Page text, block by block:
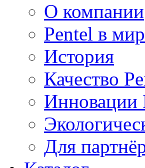
О компании
Pentel в
История
Качество
Инновации
Для